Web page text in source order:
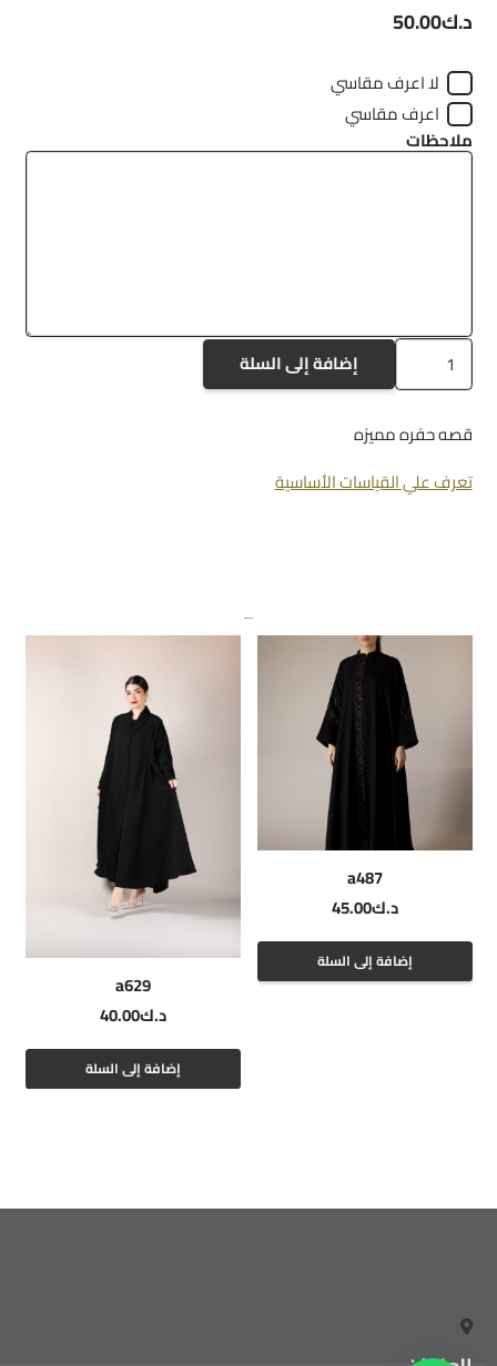
د.ك50.00
لا اعرف مقاسي
اعرف مقاسي
ملاحظات
كمية
a-
إضافة إلى السلة
قصه حفره مميزه
تعرف علي القياسات الأساسية
منتجات ذات صلة
a487
د.ك45.00
إضافة إلى السلة
a629
د.ك40.00
إضافة إلى السلة